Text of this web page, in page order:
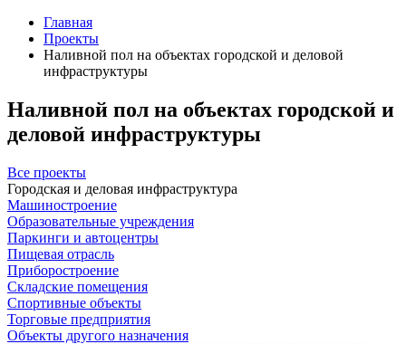
Главная
Проекты
Наливной пол на объектах городской и деловой
инфраструктуры
Наливной пол на объектах городской и
деловой инфраструктуры
Все проекты
Городская и деловая инфраструктура
Машиностроение
Образовательные учреждения
Паркинги и автоцентры
Пищевая отрасль
Приборостроение
Складские помещения
Спортивные объекты
Торговые предприятия
Объекты другого назначения